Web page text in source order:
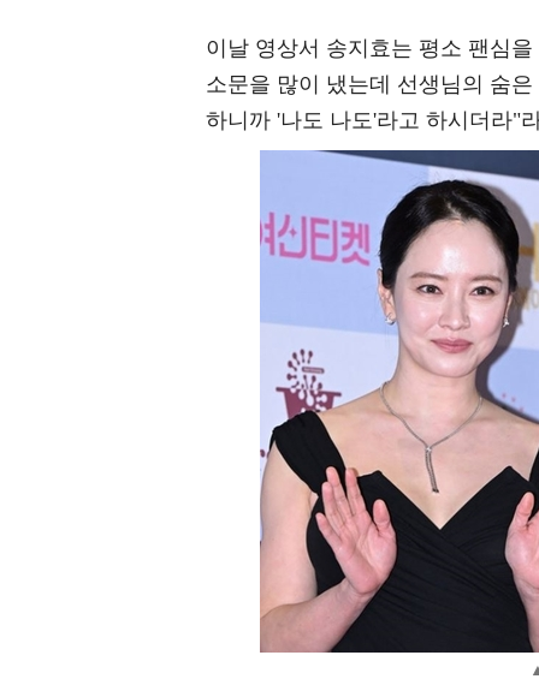
이날 영상서 송지효는 평소 팬심
소문을 많이 냈는데 선생님의 숨
하니까 '나도 나도'라고 하시더라"